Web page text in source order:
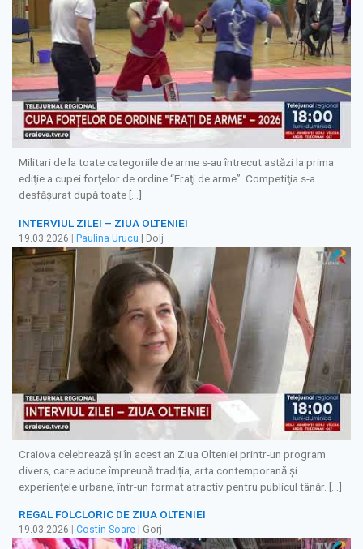
Militari de la toate categoriile de arme s-au întrecut astăzi la prima
ediţie a cupei forţelor de ordine “Fraţi de arme”. Competiţia s-a
desfăşurat după toate […]
INTERVIUL ZILEI – ZIUA OLTENIEI
19.03.2026 | Paulina Urucu | Dolj
Craiova celebrează și în acest an Ziua Olteniei printr-un program
divers, care aduce împreună tradiția, arta contemporană și
experiențele urbane, într-un format atractiv pentru publicul tânăr. […]
REGAL FOLCLORIC DE ZIUA OLTENIEI
19.03.2026 Costin Soare | Gorj